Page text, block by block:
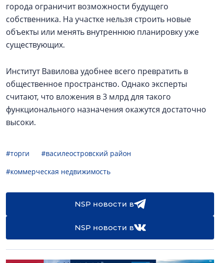
города ограничит возможности будущего
собственника. На участке нельзя строить новые
объекты или менять внутреннюю планировку уже
существующих.
Институт Вавилова удобнее всего превратить в
общественное пространство. Однако эксперты
считают, что вложения в 3 млрд для такого
функционального назначения окажутся достаточно
высоки.
#торги
#василеостровский район
#коммерческая недвижимость
NSP новости в
NSP новости в